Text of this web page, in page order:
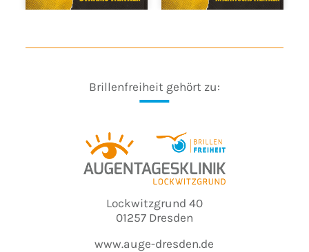
Brillenfreiheit gehört zu:
Lockwitzgrund 40
01257 Dresden
www.auge-dresden.de